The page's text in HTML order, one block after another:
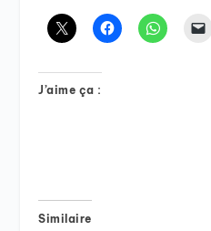
J’aime ça :
Similaire